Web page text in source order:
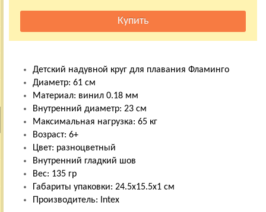
Детский надувной круг для плавания Фламинго
Диаметр: 61 см
Материал: винил 0.18 мм
Внутренний диаметр: 23 см
Maксимальная нагрузка: 65 кг
Возраст: 6+
Цвет: разноцветный
Внутренний гладкий шов
Вес: 135 гр
Габариты упаковки: 24.5х15.5х1 см
Производитель: Intex